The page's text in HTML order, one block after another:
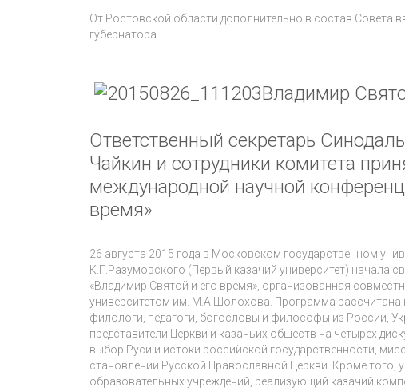
От Ростовской области дополнительно в состав Совета
губернатора.
Владимир
Ответственный секретарь
Чайкин и сотрудники комитета
международной научной
время»
26 августа 2015 года в Московском государственном
К.Г.Разумовского (Первый казачий университет) начала
«Владимир Святой и его время», организованная
университетом им. М.А.Шолохова. Программа рассчитана
филологи, педагоги, богословы и философы из России,
представители Церкви и казачьих обществ на четырех
выбор Руси и истоки российской государственности,
становлении Русской Православной Церкви. Кроме того,
образовательных учреждений, реализующий казачий